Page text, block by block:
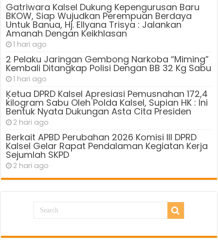
Gatriwara Kalsel Dukung Kepengurusan Baru
BKOW, Siap Wujudkan Perempuan Berdaya
Untuk Banua, Hj. Ellyana Trisya : Jalankan
Amanah Dengan Keikhlasan
1 hari ago
2 Pelaku Jaringan Gembong Narkoba “Miming”
Kembali Ditangkap Polisi Dengan BB 32 Kg Sabu
1 hari ago
Ķetua DPRD Kalsel Apresiasi Pemusnahan 172,4
kilogram Sabu Oleh Polda Kalsel, Supian HK : Ini
Bentuk Nyata Dukungan Asta Cita Presiden
2 hari ago
Berkait APBD Perubahan 2026 Komisi III DPRD
Kalsel Gelar Rapat Pendalaman Kegiatan Kerja
Sejumlah SKPD
2 hari ago